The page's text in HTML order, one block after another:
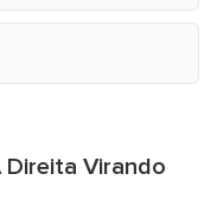
Virando